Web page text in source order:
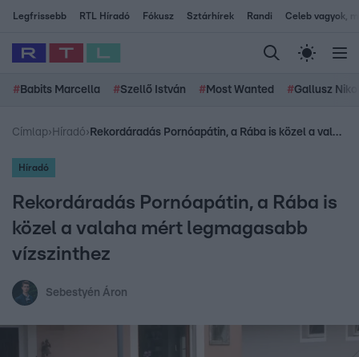
Legfrissebb RTL Híradó Fókusz Sztárhírek Randi Celeb vagyok,
# Babits Marcella #Szellő István # Most Wanted #Gallusz
Címlap› Híradó› Rekordáradás Pornóapátin, a Rába is közel a valaha mért legmagasabb vízszinthez
Híradó
Rekordáradás Pornóapátin, a Rába is
közel a valaha mért legmagasabb
vízszinthez
Sebestyén Áron